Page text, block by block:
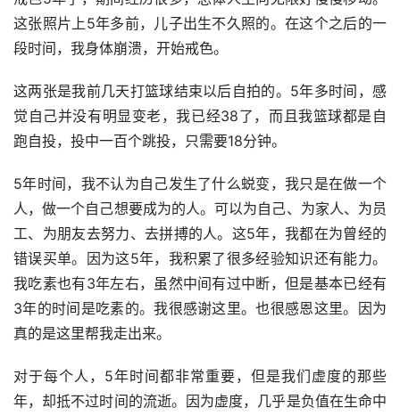
这张照片上5年多前，儿子出生不久照的。在这个之后的一
段时间，我身体崩溃，开始戒色。
这两张是我前几天打篮球结束以后自拍的。5年多时间，感
觉自己并没有明显变老，我已经38了，而且我篮球都是自
跑自投，投中一百个跳投，只需要18分钟。
5年时间，我不认为自己发生了什么蜕变，我只是在做一个
人，做一个自己想要成为的人。可以为自己、为家人、为员
工、为朋友去努力、去拼搏的人。这5年，我都在为曾经的
错误买单。因为这5年，我积累了很多经验知识还有能力。
我吃素也有3年左右，虽然中间有过中断，但是基本已经有
3年的时间是吃素的。我很感谢这里。也很感恩这里。因为
真的是这里帮我走出来。
对于每个人，5年时间都非常重要，但是我们虚度的那些
年，却抵不过时间的流逝。因为虚度，几乎是负值在生命中